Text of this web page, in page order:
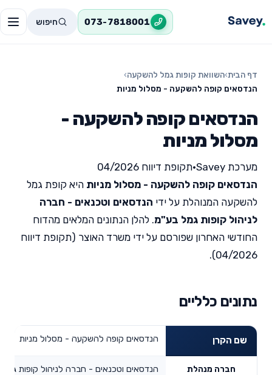
073-7818001 חיפוש
דף הבית›השוואת קופות גמל להשקעה›
הנדסאים קופה להשקעה - מסלול מניות
הנדסאים קופה להשקעה -
מסלול מניות
מערכת Savey •תקופת דיווח 04/2026
הנדסאים קופה להשקעה - מסלול מניות היא קופת גמל
להשקעה המנוהלת על ידי הנדסאים וטכנאים - חברה
לניהול קופות גמל בע"מ. להלן הנתונים המלאים מהדוח
החודשי האחרון שפורסם על ידי משרד האוצר (תקופת דיווח
04/2026).
נתונים כלליים
שם הקרן הנדסאים קופה להשקעה - מסלול מניות
חברה מנהלת הנדסאים וטכנאים - חברה לניהול קופות